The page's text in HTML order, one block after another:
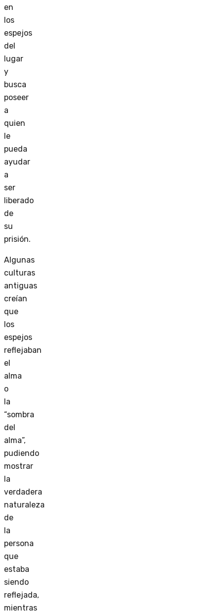
en
los
espejos
del
lugar
y
busca
poseer
a
quien
le
pueda
ayudar
a
ser
liberado
de
su
prisión.
Algunas
culturas
antiguas
creían
que
los
espejos
reflejaban
el
alma
o
la
“sombra
del
alma”,
pudiendo
mostrar
la
verdadera
naturaleza
de
la
persona
que
estaba
siendo
reflejada,
mientras